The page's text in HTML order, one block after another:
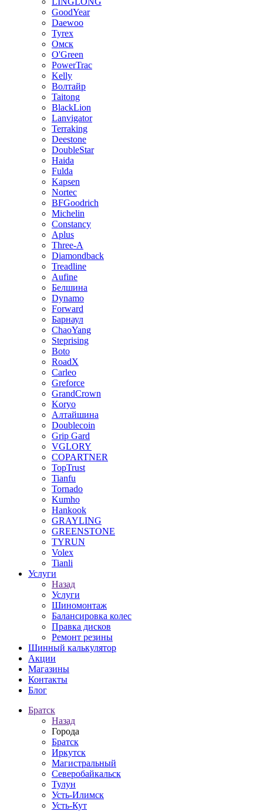
GoodYear
Daewoo
Tyrex
Омск
O'Green
PowerTrac
Kelly
Волтайр
Taitong
BlackLion
Lanvigator
Terraking
Deestone
DoubleStar
Haida
Fulda
Kapsen
Nortec
BFGoodrich
Michelin
Constancy
Aplus
Three-A
Diamondback
Treadline
Aufine
Белшина
Dynamo
Forward
Барнаул
ChaoYang
Steprising
Boto
RoadX
Carleo
Greforce
GrandCrown
Koryo
Алтайшина
Doublecoin
Grip Gard
VGLORY
COPARTNER
TopTrust
Tianfu
Tornado
Kumho
Hankook
GRAYLING
GREENSTONE
TYRUN
Volex
Tianli
Услуги
Назад
Услуги
Шиномонтаж
Балансировка колес
Правка дисков
Ремонт резины
Шинный калькулятор
Акции
Магазины
Контакты
Блог
Братск
Назад
Города
Братск
Иркутск
Магистральный
Северобайкальск
Тулун
Усть-Илимск
Усть-Кут